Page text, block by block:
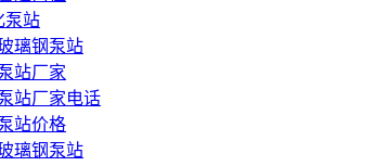
泵站
璃钢泵站
站厂家
站厂家电话
站价格
璃钢泵站